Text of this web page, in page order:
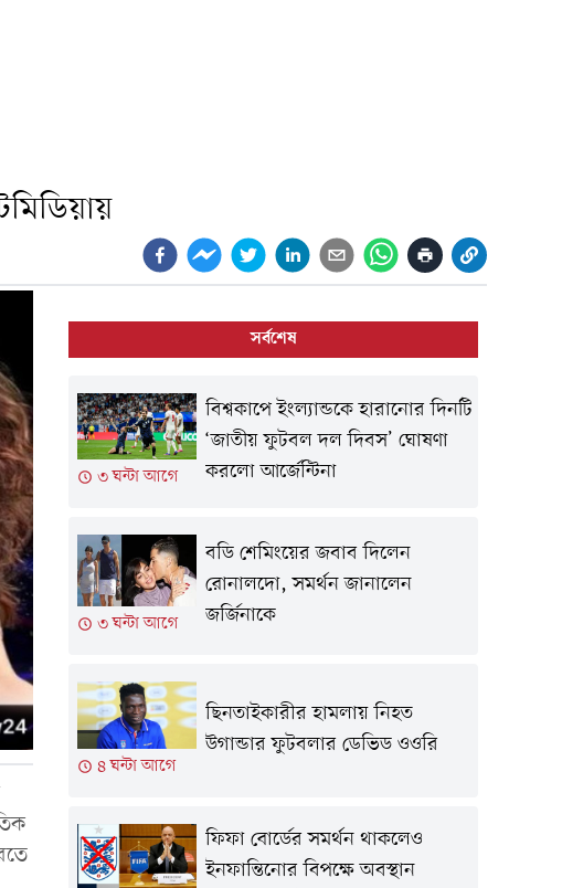
সর্বশেষ
৩ ঘন্টা আগে
বিশ্বকাপে ইংল্যান্ডকে হারানোর দিনটি
‘জাতীয় ফুটবল দল দিবস’ ঘোষণা
করলো আর্জেন্টিনা
৩ ঘন্টা আগে
বডি শেমিংয়ের জবাব দিলেন
রোনালদো, সমর্থন জানালেন
জর্জিনাকে
৪ ঘন্টা আগে
ছিনতাইকারীর হামলায় নিহত
উগান্ডার ফুটবলার ডেভিড ওওরি
ফিফা বোর্ডের সমর্থন থাকলেও
ইনফান্তিনোর বিপক্ষে অবস্থান